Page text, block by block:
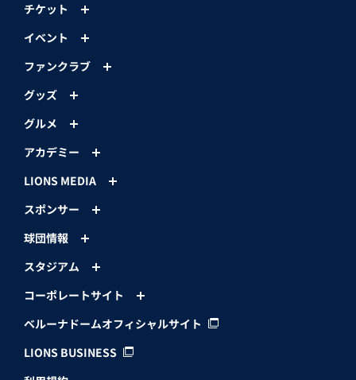
チケット
イベント
ファンクラブ
グッズ
グルメ
アカデミー
LIONS MEDIA
スポンサー
球団情報
スタジアム
コーポレートサイト
ベルーナドームオフィシャルサイト
LIONS BUSINESS